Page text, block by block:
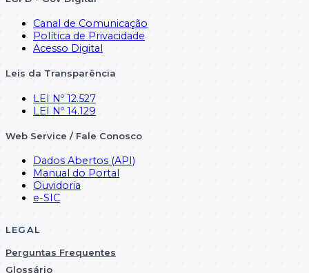
Canal de Comunicação
Política de Privacidade
Acesso Digital
Leis da Transparência
LEI Nº 12.527
LEI Nº 14.129
Web Service / Fale Conosco
Dados Abertos (API)
Manual do Portal
Ouvidoria
e-SIC
LEGAL
Perguntas Frequentes
Glossário